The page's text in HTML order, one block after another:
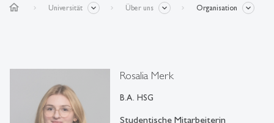
home Universität Über uns Organisation
Rosalia Merk
B.A. HSG
Studentische Mitarbeiterin